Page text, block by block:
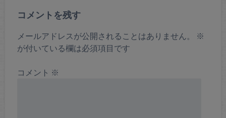
コメントを残す
メールアドレスが公開されることはありません。
※
が付いている欄は必須項目です
コメント ※